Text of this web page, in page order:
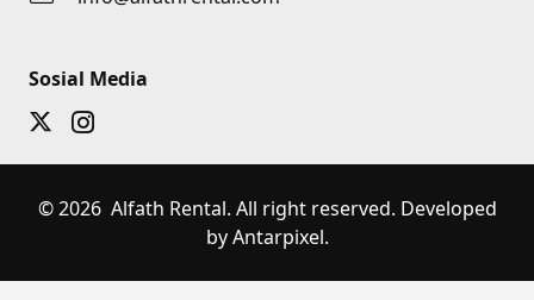
Sosial Media
© 2026 Alfath Rental. All right reserved. Developed
by Antarpixel.